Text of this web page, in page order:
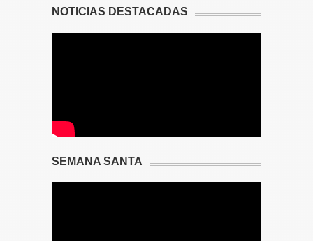
NOTICIAS DESTACADAS
SEMANA SANTA